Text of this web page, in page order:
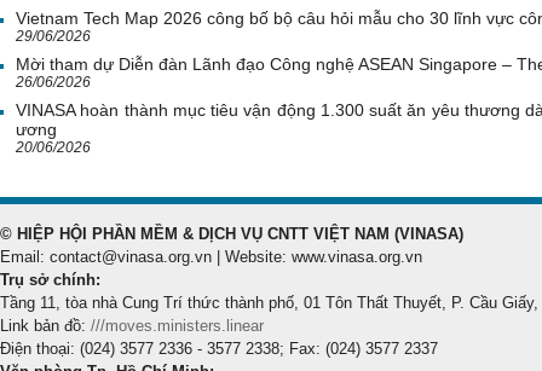
Vietnam Tech Map 2026 công bố bộ câu hỏi mẫu cho 30 lĩnh vực
29/06/2026
Mời tham dự Diễn đàn Lãnh đạo Công nghệ ASEAN Singapore –
26/06/2026
VINASA hoàn thành mục tiêu vận động 1.300 suất ăn yêu thương
ương
20/06/2026
© HIỆP HỘI PHẦN MỀM & DỊCH VỤ CNTT VIỆT NAM (VINASA)
Email: contact@vinasa.org.vn | Website: www.vinasa.org.vn
Trụ sở chính:
Tầng 11, tòa nhà Cung Trí thức thành phố, 01 Tôn Thất Thuyết, P. Cầu Giấy,
Link bản đồ: ///moves.ministers.linear
Điện thoại: (024) 3577 2336 - 3577 2338; Fax: (024) 3577 2337